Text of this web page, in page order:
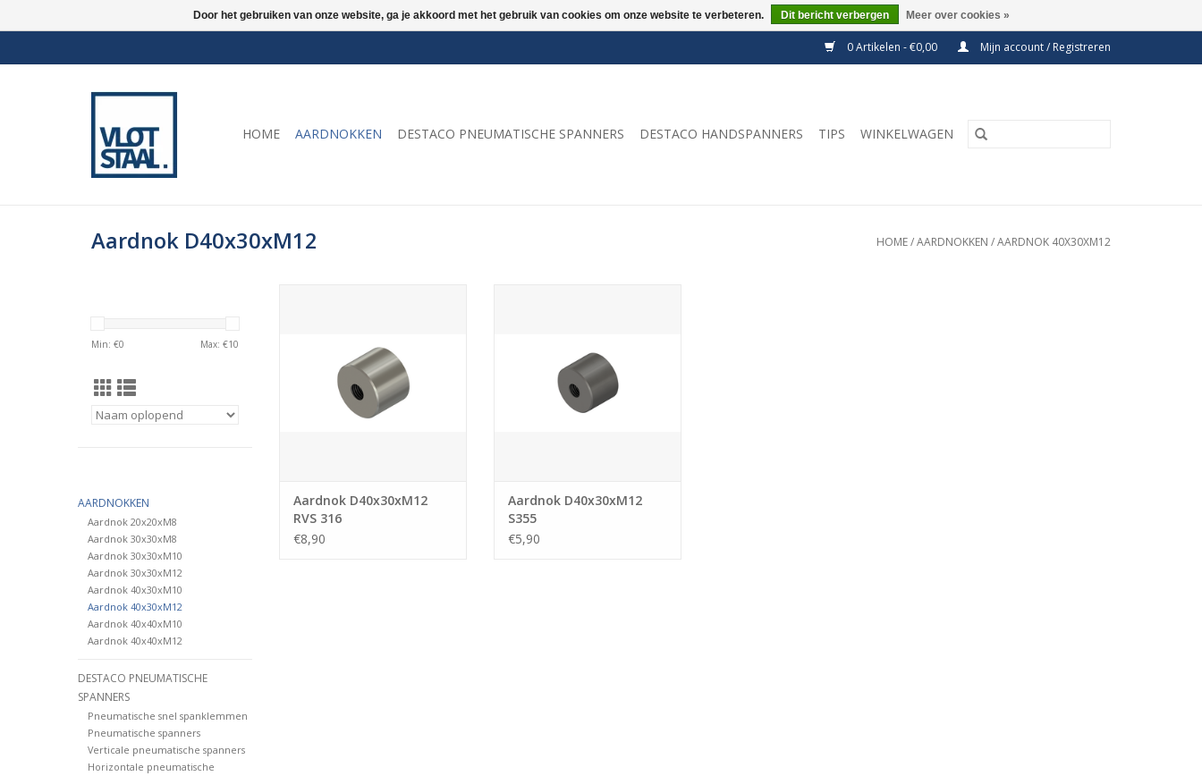
0 Artikelen - €0,00 Mijn account / Registreren
HOME AARDNOKKEN DESTACO PNEUMATISCHE SPANNERS DESTACO HANDSPANNERS TIPS WINKELWAGEN
Aardnok D40x30xM12 HOME/AARDNOKKEN /AARDNOK 40X30XM12
Min: €0 Max: €10
AARDNOKKEN
Aardnok 20x20xM8
Aardnok 30x30xM8
Aardnok 30x30xM10
Aardnok 30x30xM12
Aardnok 40x30xM10
Aardnok 40x30xM12
Aardnok 40x40xM10
Aardnok 40x40xM12
DESTACO PNEUMATISCHE
SPANNERS
Pneumatische snel spanklemmen
Pneumatische spanners
Verticale pneumatische spanners
Horizontale pneumatische
TOEVOEGEN AAN WINKELWAGEN
Aardnok D40x30xM12
RVS 316
€8,90
TOEVOEGEN AAN WINKELWAGEN
Aardnok D40x30xM12
S355
€5,90
Door het gebruiken van onze website, ga je akkoord met het gebruik van cookies om onze website te verbeteren. Dit bericht verbergen Meer over cookies »